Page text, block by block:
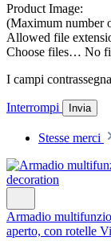
Product Image:
(Maximum number
Allowed file
Choose files… No
I campi
Interrompi Invia
Stesse merci
Armadio
aperto, con rotelle